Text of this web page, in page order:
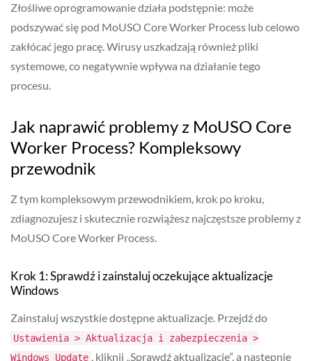
Złośliwe oprogramowanie działa podstępnie: może
podszywać się pod MoUSO Core Worker Process lub celowo
zakłócać jego pracę. Wirusy uszkadzają również pliki
systemowe, co negatywnie wpływa na działanie tego
procesu.
Jak naprawić problemy z MoUSO Core
Worker Process? Kompleksowy
przewodnik
Z tym kompleksowym przewodnikiem, krok po kroku,
zdiagnozujesz i skutecznie rozwiążesz najczęstsze problemy z
MoUSO Core Worker Process.
Krok 1: Sprawdź i zainstaluj oczekujące aktualizacje
Windows
Zainstaluj wszystkie dostępne aktualizacje. Przejdź do
Ustawienia > Aktualizacja i zabezpieczenia >
Windows Update , kliknij „Sprawdź aktualizacje”, a następnie